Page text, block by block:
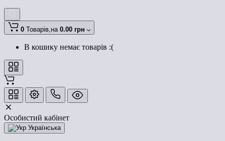
0 Товарів,на 0.00 грн
В кошику немає товарів :(
Особистий кабінет
Українська